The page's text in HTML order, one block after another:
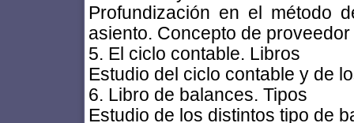
Profundización en el método
asiento. Concepto de
5. El ciclo contable. Libros
Estudio del ciclo contable y de
6. Libro de balances. Tipos
Estudio de los distintos tipo de